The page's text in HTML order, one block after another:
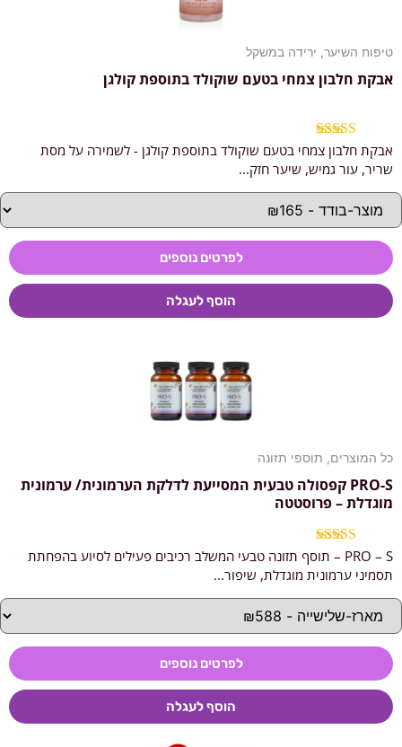
טיפוח השיער, ירידה במשקל
אבקת חלבון צמחי בטעם שוקולד בתוספת קולגן
לפרטים נוספים
הוסף לעגלה
אבקת חלבון צמחי בטעם שוקולד בתוספת קולגן - לשמירה על מסת
שריר, עור גמיש, שיער חזק...
דורג5.00
מתוך 5
כל המוצרים, תוספי תזונה
PRO-S קפסולה טבעית המסייעת לדלקת הערמונית/ ערמונית
מוגדלת – פרוסטטה
לפרטים נוספים
הוסף לעגלה
PRO – S – תוסף תזונה טבעי המשלב רכיבים פעילים לסיוע בהפחתת
תסמיני ערמונית מוגדלת, שיפור...
דורג4.67
מתוך 5